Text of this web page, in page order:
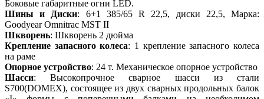
Боковые габаритные огни LED.
Шины и Диски: 6+1 385/65 R 22,5, диски 22,5, Марка:
Goodyear Omnitrac MST II
Шкворень: Шкворень 2 дюйма
Крепление запасного колеса: 1 крепление запасного колеса
на раме
Опорное устройство: 24 т. Механическое опорное устройство
Шасси: Высокопрочное сварное шасси из стали
S700(DOMEX), состоящее из двух сварных продольных балок